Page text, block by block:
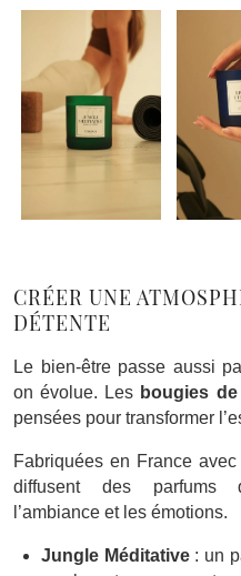
CRÉER UNE
DÉTENTE
Le bien-être passe aussi
on évolue. Les bougies
pensées pour transformer
Fabriquées en France
diffusent des parfums
l’ambiance et les émotions.
Jungle Méditative: un